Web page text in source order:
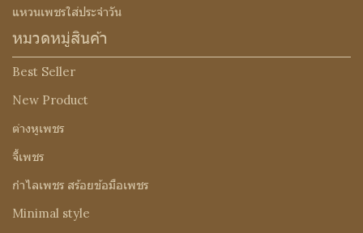
แหวนเพชรใส่ประจำวัน
หมวดหมู่สินค้า
Best Seller
New Product
ต่างหูเพชร
จี้เพชร
กำไลเพชร สร้อยข้อมือเพชร
Minimal style